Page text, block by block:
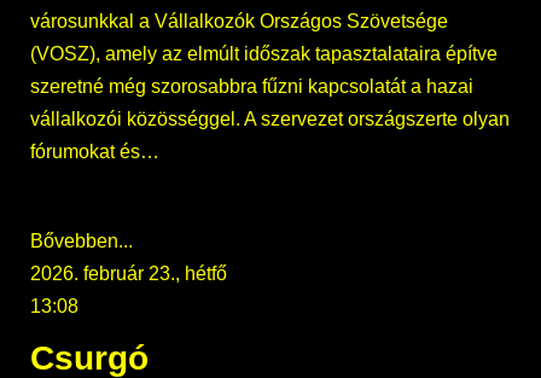
városunkkal a Vállalkozók Országos Szövetsége
(VOSZ), amely az elmúlt időszak tapasztalataira építve
szeretné még szorosabbra fűzni kapcsolatát a hazai
vállalkozói közösséggel. A szervezet országszerte olyan
fórumokat és…
Bővebben...
2026. február 23., hétfő
13:08
Csurgó